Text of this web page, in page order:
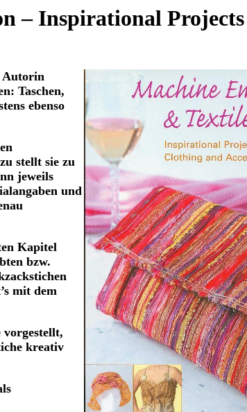
– Inspirational
Autorin
Taschen,
ebenso
stellt sie zu
jeweils
und
Kapitel
bzw.
mit dem
kreativ